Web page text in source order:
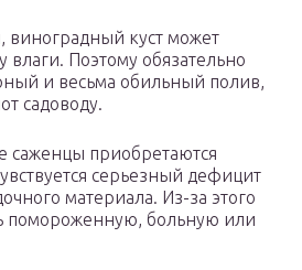
виноградный куст может
влаги. Поэтому обязательно
и весьма обильный полив,
садоводу.
саженцы приобретаются
серьезный дефицит
материала. Из-за этого
помороженную, больную или